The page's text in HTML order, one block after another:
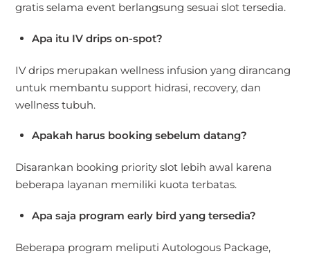
gratis selama event berlangsung sesuai slot tersedia.
Apa itu IV drips on-spot?
IV drips merupakan wellness infusion yang dirancang
untuk membantu support hidrasi, recovery, dan
wellness tubuh.
Apakah harus booking sebelum datang?
Disarankan booking priority slot lebih awal karena
beberapa layanan memiliki kuota terbatas.
Apa saja program early bird yang tersedia?
Beberapa program meliputi Autologous Package,